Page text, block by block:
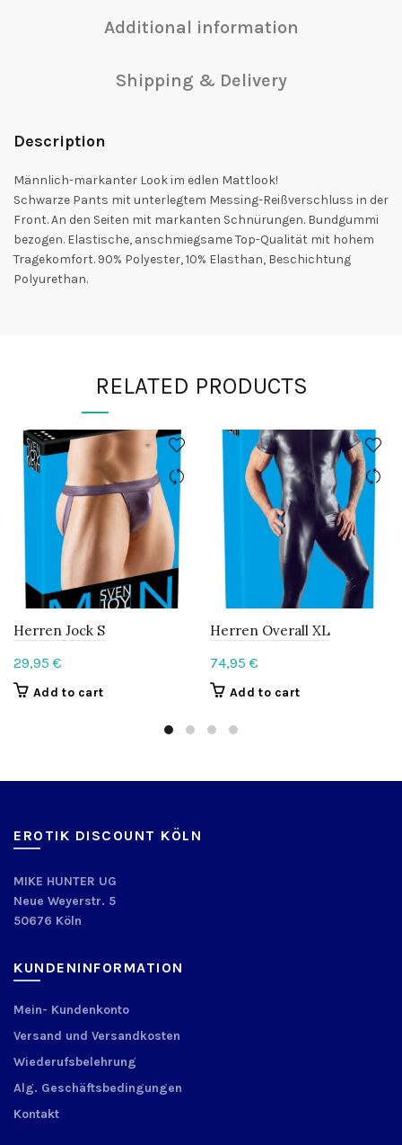
Additional information
Shipping & Delivery
Description
Männlich-markanter Look im edlen Mattlook!
Schwarze Pants mit unterlegtem Messing-Reißverschluss in der
Front. An den Seiten mit markanten Schnürungen. Bundgummi
bezogen. Elastische, anschmiegsame Top-Qualität mit hohem
Tragekomfort. 90% Polyester, 10% Elasthan, Beschichtung
Polyurethan.
RELATED PRODUCTS
Herren Jock S
29,95 €
Add to cart
Herren Overall XL
74,95 €
Add to cart
EROTIK DISCOUNT KÖLN
MIKE HUNTER UG
Neue Weyerstr. 5
50676 Köln
KUNDENINFORMATION
Mein- Kundenkonto
Versand und Versandkosten
Wiederufsbelehrung
Alg. Geschäftsbedingungen
Kontakt